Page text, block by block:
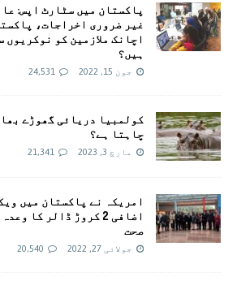
پاکستان میں سٹارٹ اپس:
غیر ضروری اخراجات،
اچانک ملازمین کو
ہیں؟
جون 15, 2022 24,531
کولمبیا دریائی گھوڑے
چاہتا ہے؟
مارچ 3, 2023 21,341
امريکہ نے پاکستان میں
اضافی 2 کروڑ ڈالر کا
صحت
جولائی 27, 2022 20,540